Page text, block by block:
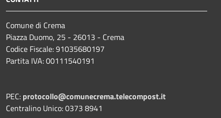
Comune di Crema
Piazza Duomo, 25 - 26013 - Crema
Codice Fiscale: 91035680197
Partita IVA: 00111540191
PEC: protocollo@comunecrema.telecompost.it
Centralino Unico: 0373 8941